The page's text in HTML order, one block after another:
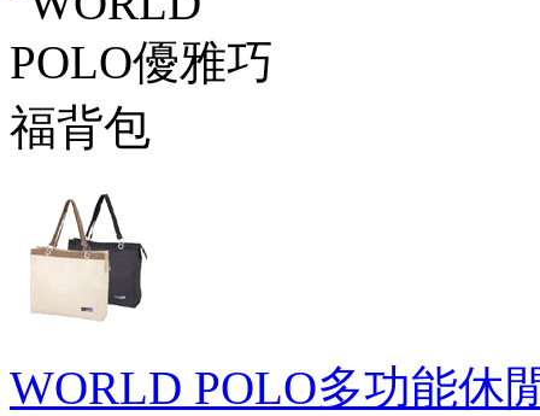
WORLD POLO多功能休